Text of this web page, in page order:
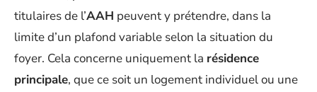
titulaires de l’AAH peuvent y prétendre, dans la
limite d’un plafond variable selon la situation du
foyer. Cela concerne uniquement la résidence
principale, que ce soit un logement individuel ou une